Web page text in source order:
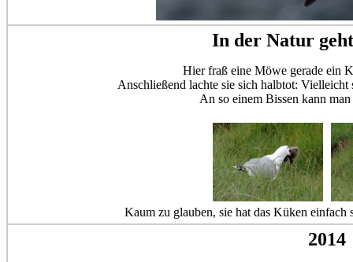
In der Natur
Hier fraß eine Möwe gerade ein
Anschließend lachte sie sich halbtot:
An so einem Bissen kann
Kaum zu glauben, sie hat das Küken
2014